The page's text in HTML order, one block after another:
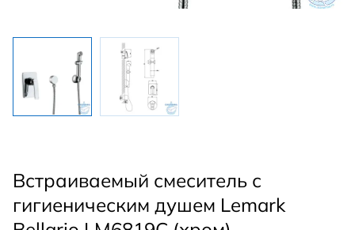
Встраиваемый смеситель с
гигиеническим душем Lemark